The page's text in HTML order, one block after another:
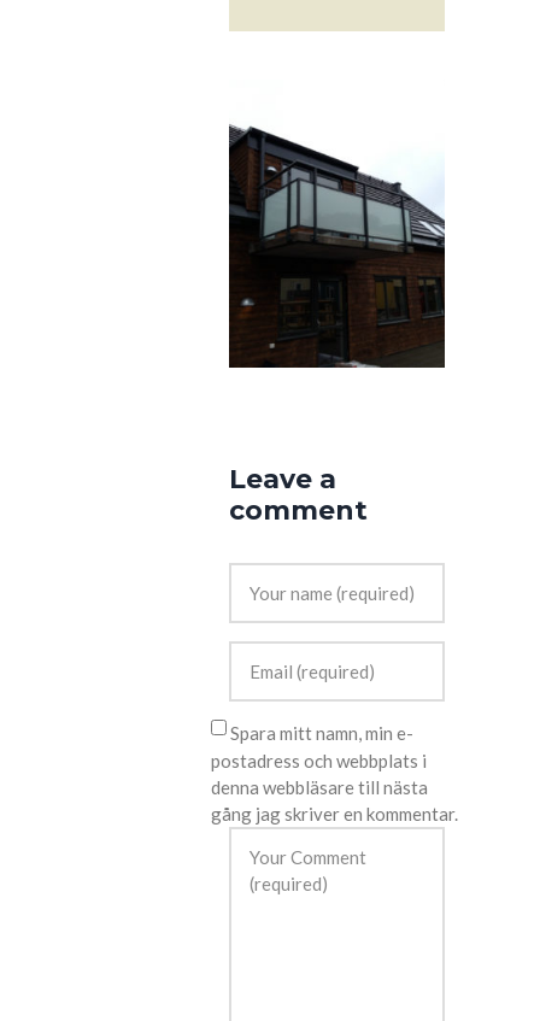
Leave a
comment
Spara mitt namn, min e-
postadress och webbplats i
denna webbläsare till nästa
gång jag skriver en kommentar.